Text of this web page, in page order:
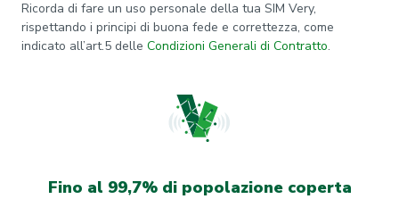
Ricorda di fare un uso personale della tua SIM Very,
rispettando i principi di buona fede e correttezza, come
indicato all’art.5 delle Condizioni Generali di Contratto.
Fino al 99,7% di popolazione coperta